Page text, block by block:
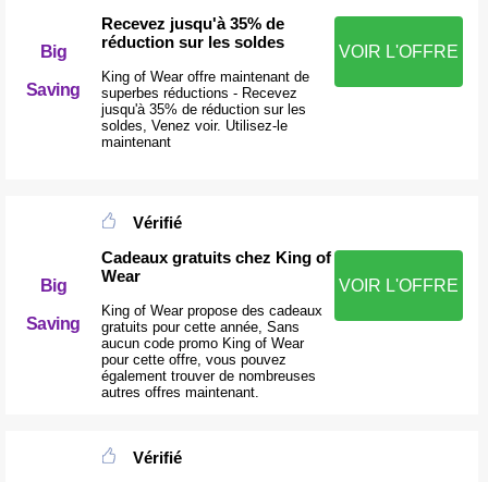
Big
Saving
Recevez jusqu'à 35% de
réduction sur les soldes
King of Wear offre maintenant de
superbes réductions - Recevez
jusqu'à 35% de réduction sur les
soldes, Venez voir. Utilisez-le
maintenant
VOIR L'OFFRE
Big
Saving
Vérifié
Cadeaux gratuits chez King of
Wear
King of Wear propose des cadeaux
gratuits pour cette année, Sans
aucun code promo King of Wear
pour cette offre, vous pouvez
également trouver de nombreuses
autres offres maintenant.
VOIR L'OFFRE
Vérifié